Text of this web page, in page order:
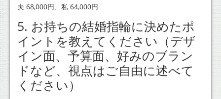
夫 68,000円、私 64,000円
5. お持ちの結婚指輪に決めたポ
イントを教えてください（デザ
イン面、予算面、好みのブラン
ドなど、視点はご自由に述べて
ください）